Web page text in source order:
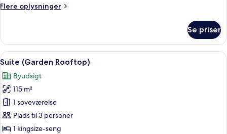
Flere oplysninger
Flere
suite
(Premier)
Se priser
Indlæs
alle
billeder
af
Suite
(Garden
Rooftop)
En tagterrasse med
8
Suite (Garden Rooftop)
Byudsigt
115 m²
1 soveværelse
Plads til 3 personer
1 kingsize-seng